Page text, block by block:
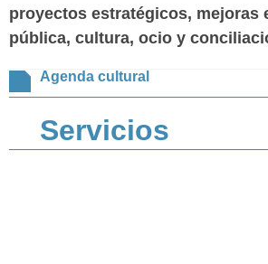
proyectos estratégicos, mejoras
pública, cultura, ocio y
Agenda cultural
Servicios